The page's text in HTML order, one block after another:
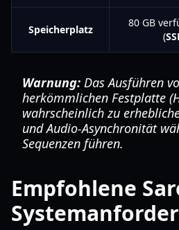
Speicherplatz
80 GB
(
Warnung: Das Ausführen
herkömmlichen Festplatte
wahrscheinlich zu
und Audio-Asynchronität
Sequenzen führen.
Empfohlene